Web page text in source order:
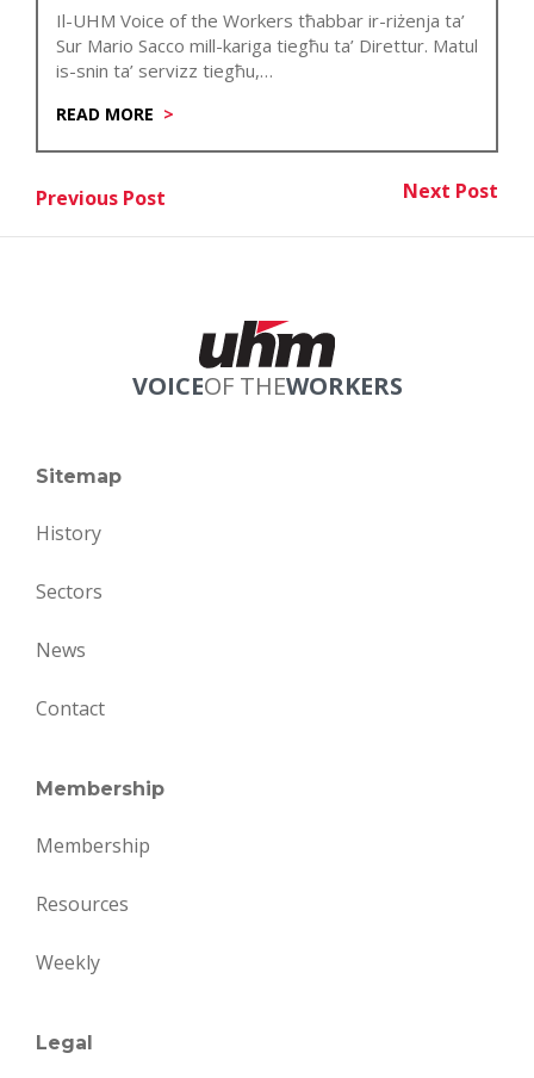
Il-UHM Voice of the Workers tħabbar ir-riżenja ta’
Sur Mario Sacco mill-kariga tiegħu ta’ Direttur. Matul
is-snin ta’ servizz tiegħu,…
READ MORE
Post
navigation
Previous Post
Previous Post Next Post
VOICEOF THEWORKERS
Sitemap
History
Sectors
News
Contact
Membership
Membership
Resources
Weekly
Legal